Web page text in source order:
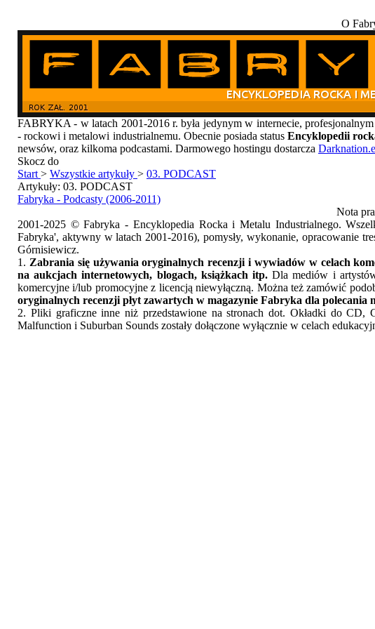
O
FABRYKA - w latach 2001-2016 r. była jedynym w internecie,
- rockowi i metalowi industrialnemu. Obecnie posiada statusEncyklopedii
newsów, oraz kilkoma podcastami. Darmowego hostingu dostarcza
Skocz do
Start > Wszystkie artykuły > 03. PODCAST
Artykuły: 03. PODCAST
Fabryka - Podcasty (2006-2011)
Nota
2001-2025 © Fabryka - Encyklopedia Rocka i Metalu Industrialnego.
Fabryka', aktywny w latach 2001-2016), pomysły, wykonanie, opracowanie
Górnisiewicz.
1. Zabrania się używania oryginalnych recenzji i wywiadów w celach
na aukcjach internetowych, blogach, książkach itp. Dla mediów i
komercyjne i/lub promocyjne z licencją niewyłączną. Można też zamówić
oryginalnych recenzji płyt zawartych w magazynie Fabryka dla polecania
2. Pliki graficzne inne niż przedstawione na stronach dot. Okładki do CD,
Malfunction i Suburban Sounds zostały dołączone wyłącznie w celach